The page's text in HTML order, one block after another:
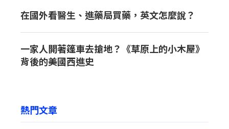
在國外看醫生、進藥局買藥，英文怎麼說？
一家人開著篷車去搶地？《草原上的小木屋》
背後的美國西進史
熱門文章